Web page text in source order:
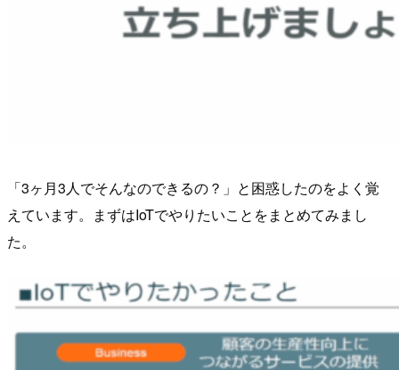
「3ヶ月3人でそんなのできるの？」と困惑したのをよく覚
えています。まずはIoTでやりたいことをまとめてみまし
た。